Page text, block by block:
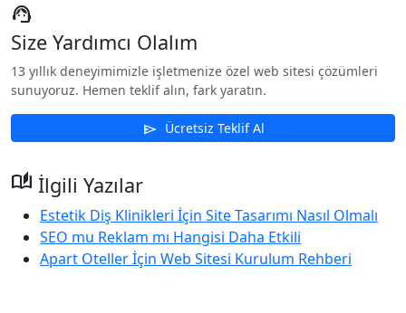
support_agent
Size Yardımcı Olalım
13 yıllık deneyimimizle işletmenize özel web sitesi çözümleri
sunuyoruz. Hemen teklif alın, fark yaratın.
send Ücretsiz Teklif Al
auto_stories İlgili Yazılar
Estetik Diş Klinikleri İçin Site Tasarımı Nasıl Olmalı
SEO mu Reklam mı Hangisi Daha Etkili
Apart Oteller İçin Web Sitesi Kurulum Rehberi